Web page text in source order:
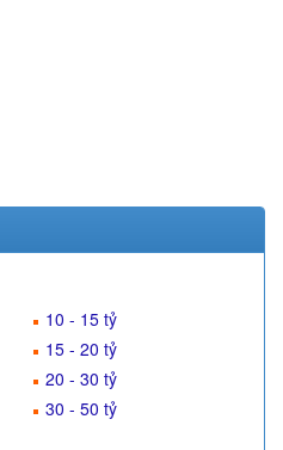
10 - 15 tỷ
15 - 20 tỷ
20 - 30 tỷ
30 - 50 tỷ